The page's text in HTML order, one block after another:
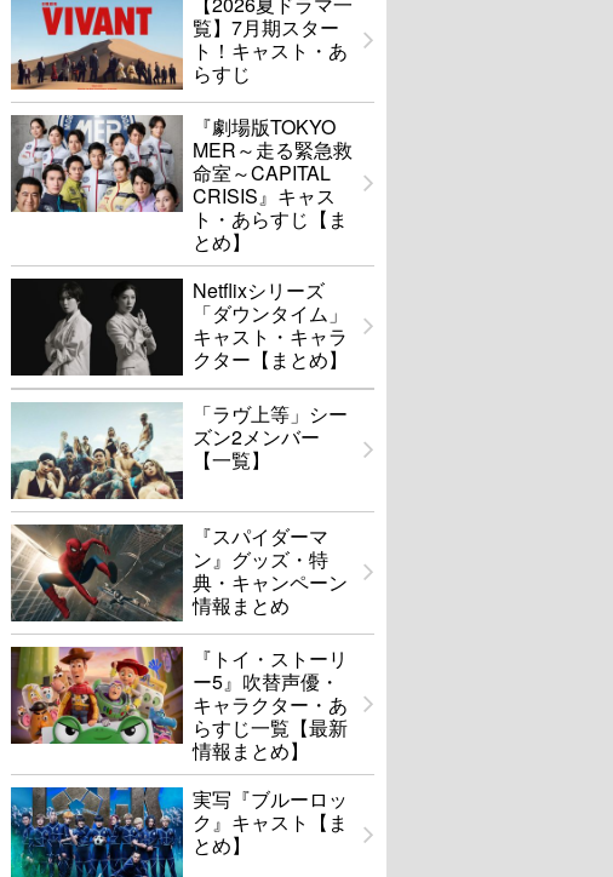
覧】7月期スター
ト！キャスト・あ
らすじ
『劇場版TOKYO
MER～走る緊急救
命室～CAPITAL
CRISIS』キャス
ト・あらすじ【ま
とめ】
Netflixシリーズ
「ダウンタイム」
キャスト・キャラ
クター【まとめ】
「ラヴ上等」シー
ズン2メンバー
【一覧】
『スパイダーマ
ン』グッズ・特
典・キャンペーン
情報まとめ
『トイ・ストーリ
ー5』吹替声優・
キャラクター・あ
らすじ一覧【最新
情報まとめ】
実写『ブルーロッ
ク』キャスト【ま
とめ】